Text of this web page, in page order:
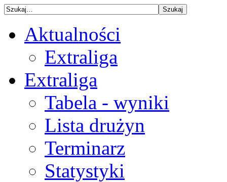
Aktualności
Extraliga
Extraliga
Tabela - wyniki
Lista drużyn
Terminarz
Statystyki